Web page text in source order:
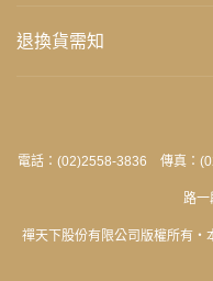
退換貨需知
電話：(02)2558-3836 傳真：
路一
禪天下股份有限公司版權所有‧